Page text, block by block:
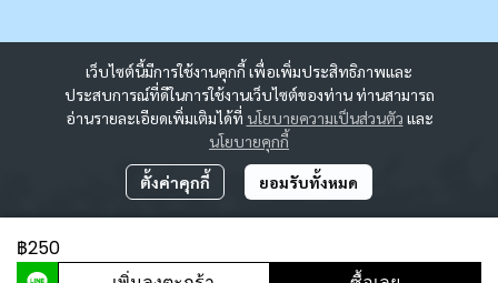
฿250
เว็บไซต์นี้มีการใช้งานคุกกี้ เพื่อเพิ่มประสิทธิภาพและ
ประสบการณ์ที่ดีในการใช้งานเว็บไซต์ของท่าน ท่านสามารถ
อ่านรายละเอียดเพิ่มเติมได้ที่ นโยบายความเป็นส่วนตัว และ
นโยบายคุกกี้
ตั้งค่าคุกกี้ ยอมรับทั้งหมด
ผู้เข้าชมวันนี้2,212